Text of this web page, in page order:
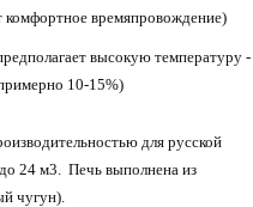
времяпровождение)
высокую температуру -
10-15%)
для русской
24 м3. Печь выполнена из
чугун).